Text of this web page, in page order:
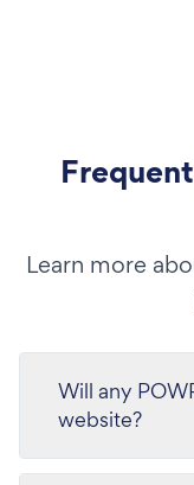
Learn more
Will any
website?